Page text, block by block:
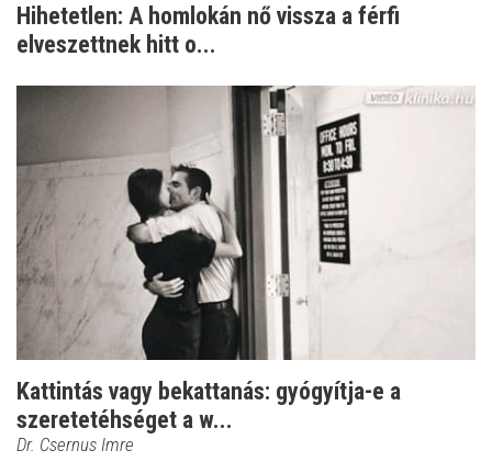
Hihetetlen: A homlokán nő vissza a férfi
elveszettnek hitt o...
Kattintás vagy bekattanás: gyógyítja-e a
szeretetéhséget a w...
Dr. Csernus Imre